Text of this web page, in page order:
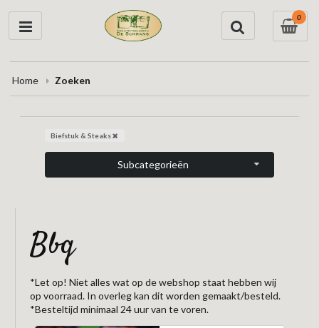
0
Home Zoeken
Biefstuk & Steaks
Subcategorieën
bbq
*Let op! Niet alles wat op de webshop staat hebben wij
op voorraad. In overleg kan dit worden gemaakt/besteld.
*Besteltijd minimaal 24 uur van te voren.